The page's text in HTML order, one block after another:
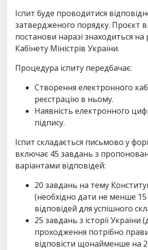
Іспит буде проводитися
затвердженого порядку. Проєкт
постанови наразі знаходиться на
Кабінету Міністрів України.
Процедура іспиту передбачає:
Створення електронного
реєстрацію в ньому.
Наявність електронного
підпису.
Іспит складається письмово у
включає 45 завдань з
варіантами відповідей:
20 завдань на тему
(необхідно дати не менше
відповідей для успішного
25 завдань з історії України
проходження потрібно
відповісти щонайменше на